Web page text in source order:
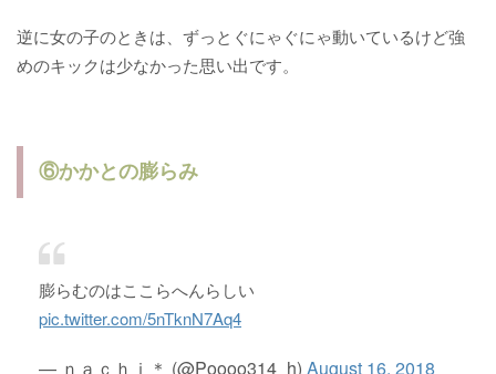
逆に女の子のときは、ずっとぐにゃぐにゃ動いているけど強
めのキックは少なかった思い出です。
⑥かかとの膨らみ
膨らむのはここらへんらしい
pic.twitter.com/5nTknN7Aq4
— ｎａｃｈｉ＊ (@Poooo314_h) August 16, 2018